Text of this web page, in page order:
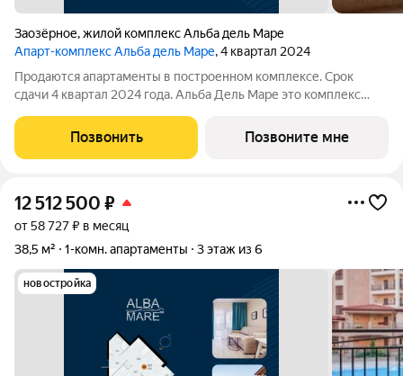
Заозёрное,жилой комплекс Альба дель Маре
Апарт-комплекс Альба дель Маре, 4 квартал 2024
Продаются апартаменты в построенном комплексе. Срок
сдачи 4 квартал 2024 года. Альба Дель Маре это комплекс
Уютные здания переменной этажности строятся в 5 минутах
ходьбы (385 метров) от одного
Позвонить Позвоните мне
12 512 500 ₽
от 58 727 ₽ в месяц
38,5 м²
1-комн. апартаменты 3 этаж из 6
новостройка